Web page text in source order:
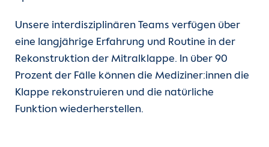
Unsere interdisziplinären Teams verfügen über
eine langjährige Erfahrung und Routine in der
Rekonstruktion der Mitralklappe. In über 90
Prozent der Fälle können die Mediziner:innen die
Klappe rekonstruieren und die natürliche
Funktion wiederherstellen.